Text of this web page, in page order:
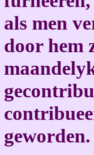
als men
door hem
geworden.